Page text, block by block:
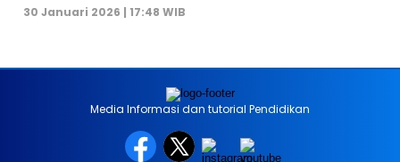
30 Januari 2026 | 17:48 WIB
Media Informasi dan tutorial Pendidikan